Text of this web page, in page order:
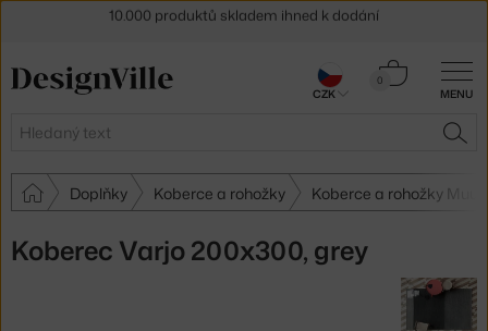
MENU
Hledat
0
Košík
Doplňky Koberce a rohožky Koberce a rohožky
Koberec Varjo 200x300, grey
30 dní na vrácení zboží
CZK